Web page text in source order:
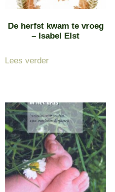
De herfst kwam te vroeg
– Isabel Elst
Lees verder